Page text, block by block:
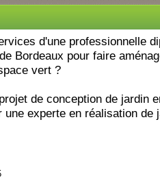
d'une professionnelle
Bordeaux pour faire
vert ?
de conception de jardin
experte en réalisation de